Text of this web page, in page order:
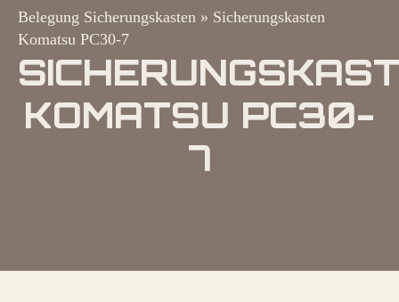
Belegung Sicherungskasten » Sicherungskasten
Komatsu PC30-7
KOMATSU PC30-
7